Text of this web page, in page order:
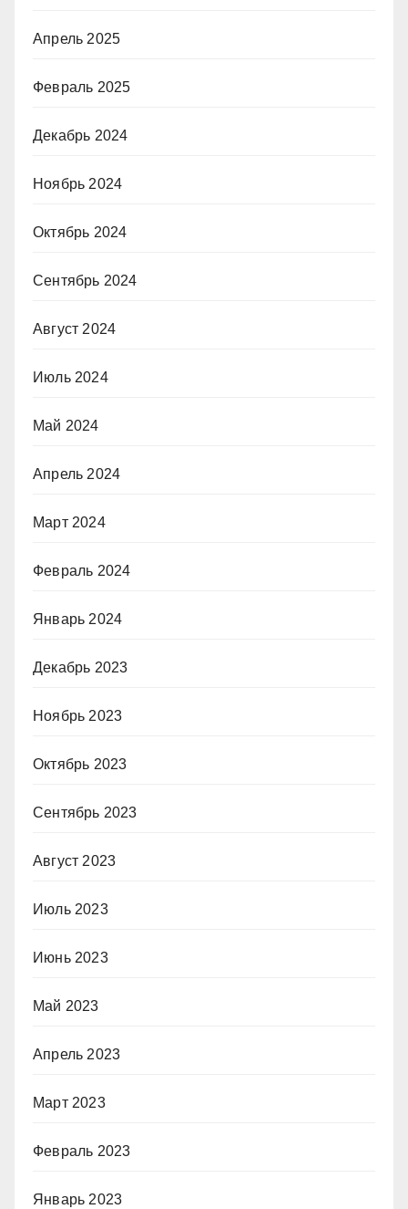
Апрель 2025
Февраль 2025
Декабрь 2024
Ноябрь 2024
Октябрь 2024
Сентябрь 2024
Август 2024
Июль 2024
Май 2024
Апрель 2024
Март 2024
Февраль 2024
Январь 2024
Декабрь 2023
Ноябрь 2023
Октябрь 2023
Сентябрь 2023
Август 2023
Июль 2023
Июнь 2023
Май 2023
Апрель 2023
Март 2023
Февраль 2023
Январь 2023